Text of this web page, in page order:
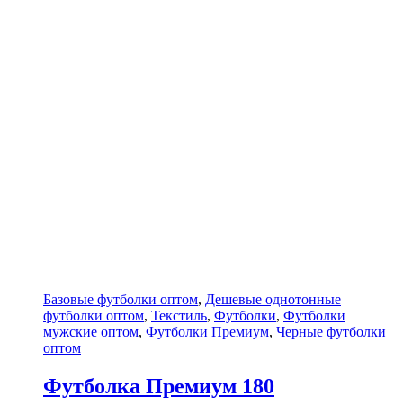
Базовые футболки оптом, Дешевые однотонные
футболки оптом, Текстиль, Футболки, Футболки
мужские оптом, Футболки Премиум, Черные футболки
оптом
Футболка Премиум 180